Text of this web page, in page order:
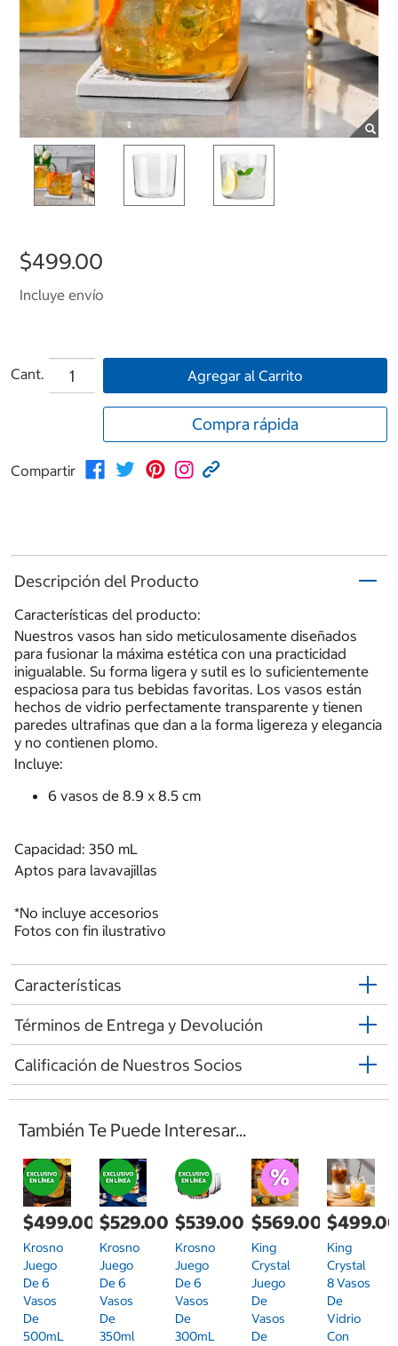
$499.00
Incluye envío
Cant. Agregar al Carrito
Compra rápida
Compartir
Descripción del Producto
Características del producto:
Nuestros vasos han sido meticulosamente diseñados
para fusionar la máxima estética con una practicidad
inigualable. Su forma ligera y sutil es lo suficientemente
espaciosa para tus bebidas favoritas. Los vasos están
hechos de vidrio perfectamente transparente y tienen
paredes ultrafinas que dan a la forma ligereza y elegancia
y no contienen plomo.
Incluye:
6 vasos de 8.9 x 8.5 cm
Capacidad: 350 mL
Aptos para lavavajillas
*No incluye accesorios
Fotos con fin ilustrativo
Características
Términos de Entrega y Devolución
Calificación de Nuestros Socios
También Te Puede Interesar...
$499.00
Krosno
Juego
De 6
Vasos
De
500mL
$529.00
Krosno
Juego
De 6
Vasos
De
350ml
$539.00
Krosno
Juego
De 6
Vasos
De
300mL
$569.00
King
Crystal
Juego
De
Vasos
De
King
Crystal
8 Vasos
De
Vidrio
Con